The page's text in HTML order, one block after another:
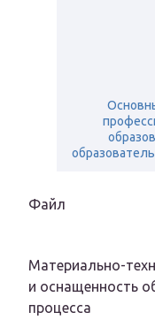
Файл
Материально-
и оснащенность
процесса